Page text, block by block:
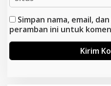
Simpan nama, email,
peramban ini untuk